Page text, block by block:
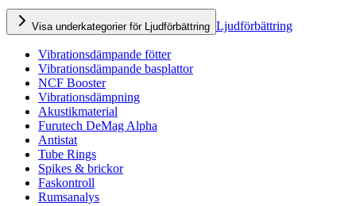
Visa underkategorier för Ljudförbättring Ljudförbättring
Vibrationsdämpande fötter
Vibrationsdämpande basplattor
NCF Booster
Vibrationsdämpning
Akustikmaterial
Furutech DeMag Alpha
Antistat
Tube Rings
Spikes & brickor
Faskontroll
Rumsanalys